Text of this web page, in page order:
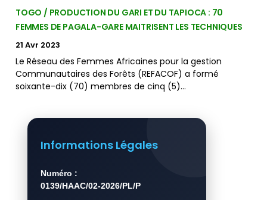
TOGO / PRODUCTION DU GARI ET DU TAPIOCA : 70
FEMMES DE PAGALA-GARE MAITRISENT LES TECHNIQUES
21 Avr 2023
Le Réseau des Femmes Africaines pour la gestion
Communautaires des Forêts (REFACOF) a formé
soixante-dix (70) membres de cinq (5)…
Informations Légales
Numéro :
0139/HAAC/02-2026/PL/P